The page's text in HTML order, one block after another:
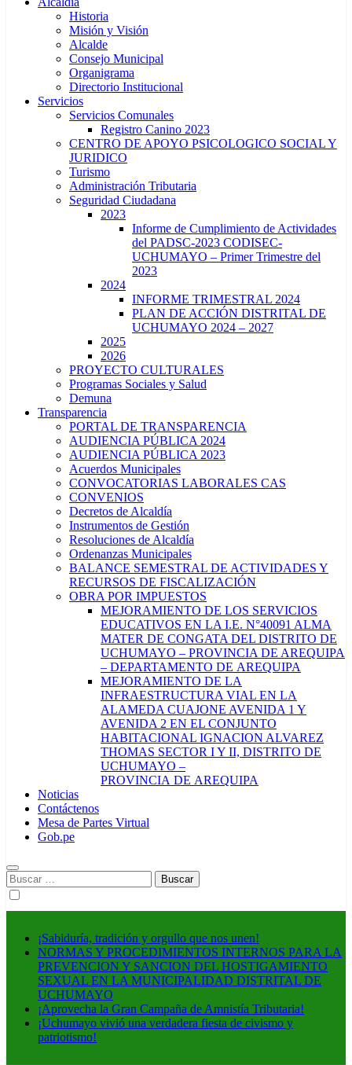
Historia
Misión y Visión
Alcalde
Consejo Municipal
Organigrama
Directorio Institucional
Servicios
Servicios Comunales
Registro Canino 2023
CENTRO DE APOYO PSICOLOGICO SOCIAL Y
JURIDICO
Turismo
Administración Tributaria
Seguridad Ciudadana
2023
Informe de Cumplimiento de Actividades
del PADSC-2023 CODISEC-
UCHUMAYO – Primer Trimestre del
2023
2024
INFORME TRIMESTRAL 2024
PLAN DE ACCIÓN DISTRITAL DE
UCHUMAYO 2024 – 2027
2025
2026
PROYECTO CULTURALES
Programas Sociales y Salud
Demuna
Transparencia
PORTAL DE TRANSPARENCIA
AUDIENCIA PÚBLICA 2024
AUDIENCIA PÚBLICA 2023
Acuerdos Municipales
CONVOCATORIAS LABORALES CAS
CONVENIOS
Decretos de Alcaldía
Instrumentos de Gestión
Resoluciones de Alcaldía
Ordenanzas Municipales
BALANCE SEMESTRAL DE ACTIVIDADES Y
RECURSOS DE FISCALIZACIÓN
OBRA POR IMPUESTOS
MEJORAMIENTO DE LOS SERVICIOS
EDUCATIVOS EN LA I.E. N°40091 ALMA
MATER DE CONGATA DEL DISTRITO DE
UCHUMAYO – PROVINCIA DE AREQUIPA
– DEPARTAMENTO DE AREQUIPA
MEJORAMIENTO DE LA
INFRAESTRUCTURA VIAL EN LA
ALAMEDA CUAJONE AVENIDA 1 Y
AVENIDA 2 EN EL CONJUNTO
HABITACIONAL IGNACION ALVAREZ
THOMAS SECTOR I Y II, DISTRITO DE
UCHUMAYO –
PROVINCIA DE AREQUIPA
Noticias
Contáctenos
Mesa de Partes Virtual
Gob.pe
Buscar:
¡Sabiduría, tradición y orgullo que nos unen!
NORMAS Y PROCEDIMIENTOS INTERNOS PARA LA
PREVENCION Y SANCION DEL HOSTIGAMIENTO
SEXUAL EN LA MUNICIPALIDAD DISTRITAL DE
UCHUMAYO
¡Aprovecha la Gran Campaña de Amnistía Tributaria!
¡Uchumayo vivió una verdadera fiesta de civismo y
patriotismo!